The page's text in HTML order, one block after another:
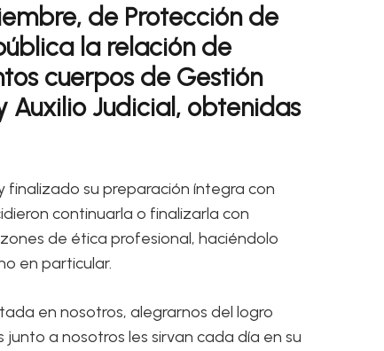
de Protección de
la relación de
cuerpos de Gestión
Auxilio Judicial, obtenidas
finalizado su preparación íntegra con
continuarla o finalizarla con
de ética profesional, haciéndolo
en particular.
en nosotros, alegrarnos del logro
a nosotros les sirvan cada día en su